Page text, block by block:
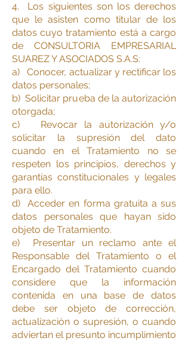
4. Los siguientes son los derechos
que le asisten como titular de los
datos cuyo tratamiento está a cargo
de CONSULTORIA EMPRESARIAL
SUAREZ Y ASOCIADOS S.A.S:
a) Conocer, actualizar y rectificar los
datos personales;
b) Solicitar prueba de la autorización
otorgada;
c) Revocar la autorización y/o
solicitar la supresión del dato
cuando en el Tratamiento no se
respeten los principios, derechos y
garantías constitucionales y legales
para ello.
d) Acceder en forma gratuita a sus
datos personales que hayan sido
objeto de Tratamiento.
e) Presentar un reclamo ante el
Responsable del Tratamiento o el
Encargado del Tratamiento cuando
considere que la información
contenida en una base de datos
debe ser objeto de corrección,
actualización o supresión, o cuando
adviertan el presunto incumplimiento